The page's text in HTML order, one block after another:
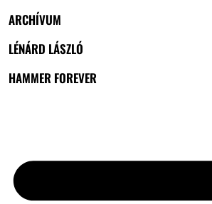
ARCHÍVUM
LÉNÁRD LÁSZLÓ
HAMMER FOREVER